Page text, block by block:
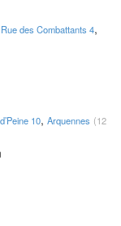
Rue des Combattants 4,
10, Arquennes (12